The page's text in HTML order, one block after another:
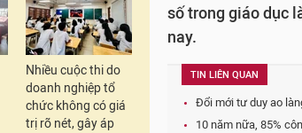
Nhiều cuộc thi do
doanh nghiệp tổ
chức không có giá
trị rõ nét, gây áp
số trong giáo dục
nay.
TIN LIÊN QUAN
Đổi mới tư duy ao
10 năm nữa, 85%